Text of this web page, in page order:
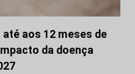
aos 12 meses de
da doença